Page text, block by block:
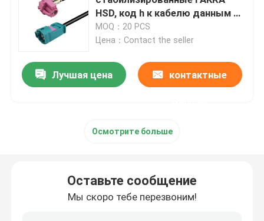
Мини соединители FAKRA
Сборка кабеля HSD
Переходник антенны FAKRA
HSD, код h к кабелю данным по
z FAKRA высокоскоростному
MOQ：20 PCS
Цена：Contact the seller
Лучшая цена контактные
Осмотрите больше
Оставьте сообщение
Мы скоро тебе перезвоним!